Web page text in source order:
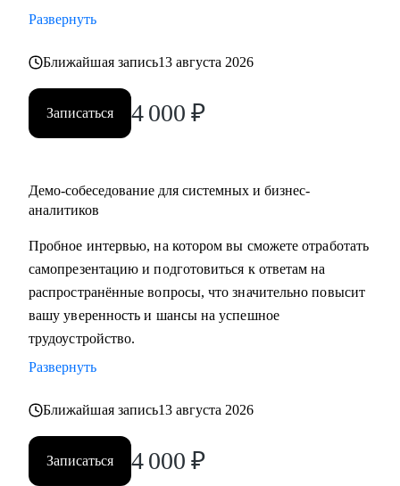
Развернуть
Ближайшая запись13 августа 2026
Записаться 4 000 ₽
Демо-собеседование для системных и бизнес-
аналитиков
Пробное интервью, на котором вы сможете отработать
самопрезентацию и подготовиться к ответам на
распространённые вопросы, что значительно повысит
вашу уверенность и шансы на успешное
трудоустройство.
Развернуть
Ближайшая запись13 августа 2026
Записаться 4 000 ₽